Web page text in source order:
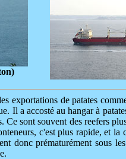
exportations de patates
Il a accosté au hangar à
Ce sont souvent des reefers
c'est plus rapide, et
donc prématurément sous